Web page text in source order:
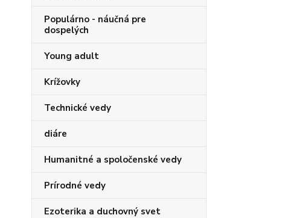
Populárno - náučná pre
dospelých
Young adult
Krížovky
Technické vedy
diáre
Humanitné a spoločenské vedy
Prírodné vedy
Ezoterika a duchovný svet